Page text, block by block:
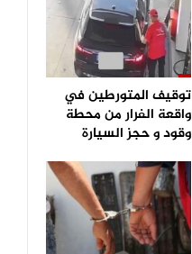
توقيف المتورطين في
واقعة الفرار من محطة
وقود و حجز السيارة